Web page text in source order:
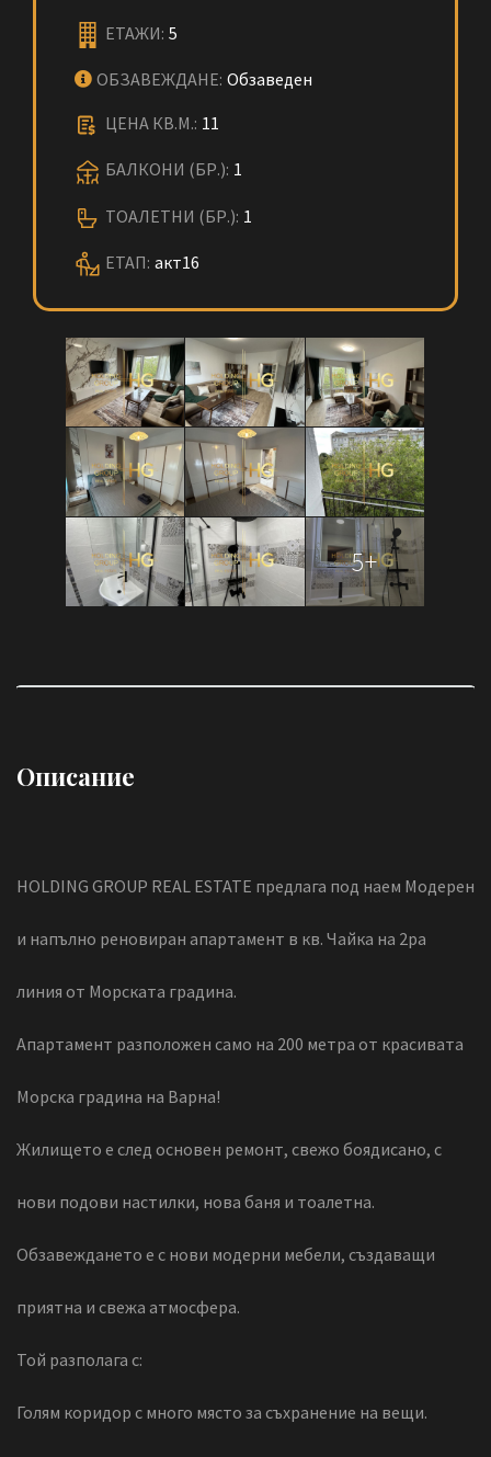
ЕТАЖИ: 5
ОБЗАВЕЖДАНЕ: Обзаведен
ЦЕНА КВ.М.: 11
БАЛКОНИ (БР.): 1
ТОАЛЕТНИ (БР.): 1
ЕТАП: акт16
5+
Описание
HOLDING GROUP REAL ESTATE предлага под наем Модерен
и напълно реновиран апартамент в кв. Чайка на 2ра
линия от Морската градина.
Апартамент разположен само на 200 метра от красивата
Морска градина на Варна!
Жилището е след основен ремонт, свежо боядисано, с
нови подови настилки, нова баня и тоалетна.
Обзавеждането е с нови модерни мебели, създаващи
приятна и свежа атмосфера.
Той разполага с:
Голям коридор с много място за съхранение на вещи.